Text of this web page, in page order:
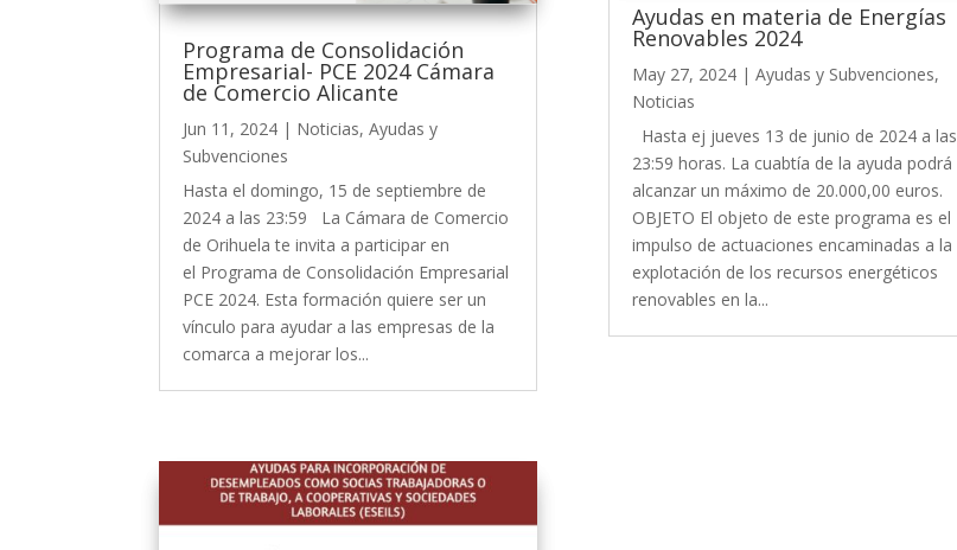
Programa de Consolidación
Empresarial- PCE 2024 Cámara
de Comercio Alicante
Jun 11, 2024 | Noticias,Ayudas y
Subvenciones
Hasta el domingo, 15 de septiembre de
2024 a las 23:59 La Cámara de Comercio
de Orihuela te invita a participar en
el Programa de Consolidación Empresarial
PCE 2024. Esta formación quiere ser un
vínculo para ayudar a las empresas de la
comarca a mejorar los...
Ayudas en materia de Energías
Renovables 2024
May 27, 2024| Ayudas y Subvenciones,
Noticias
Hasta ej jueves 13 de junio de 2024 a las
23:59 horas. La cuabtía de la ayuda podrá
alcanzar un máximo de 20.000,00 euros.
OBJETO El objeto de este programa es el
impulso de actuaciones encaminadas a la
explotación de los recursos energéticos
renovables en la...